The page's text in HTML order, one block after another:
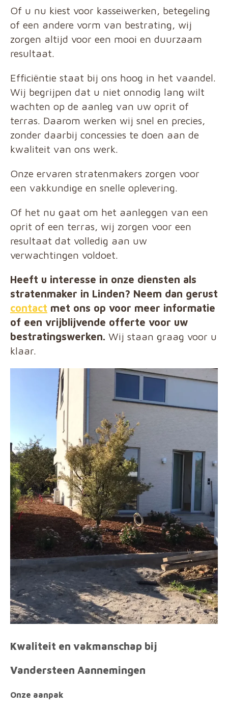
Of u nu kiest voor kasseiwerken, betegeling
of een andere vorm van bestrating, wij
zorgen altijd voor een mooi en duurzaam
resultaat.
Efficiëntie staat bij ons hoog in het vaandel.
Wij begrijpen dat u niet onnodig lang wilt
wachten op de aanleg van uw oprit of
terras. Daarom werken wij snel en precies,
zonder daarbij concessies te doen aan de
kwaliteit van ons werk.
Onze ervaren stratenmakers zorgen voor
een vakkundige en snelle oplevering.
Of het nu gaat om het aanleggen van een
oprit of een terras, wij zorgen voor een
resultaat dat volledig aan uw
verwachtingen voldoet.
Heeft u interesse in onze diensten als
stratenmaker in Linden? Neem dan gerust
contact met ons op voor meer informatie
of een vrijblijvende offerte voor uw
bestratingswerken. Wij staan graag voor u
klaar.
Kwaliteit en vakmanschap bij
Vandersteen Aannemingen
Onze aanpak